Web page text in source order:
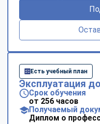
Есть учебный план
Эксплуатация
Срок обучения
от 256 часов
Получаемый
Диплом о